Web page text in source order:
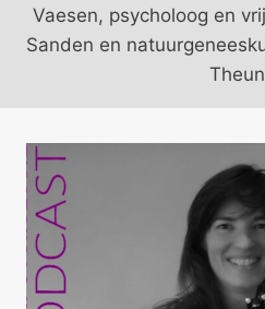
Vaesen, psycholoog en
Sanden en